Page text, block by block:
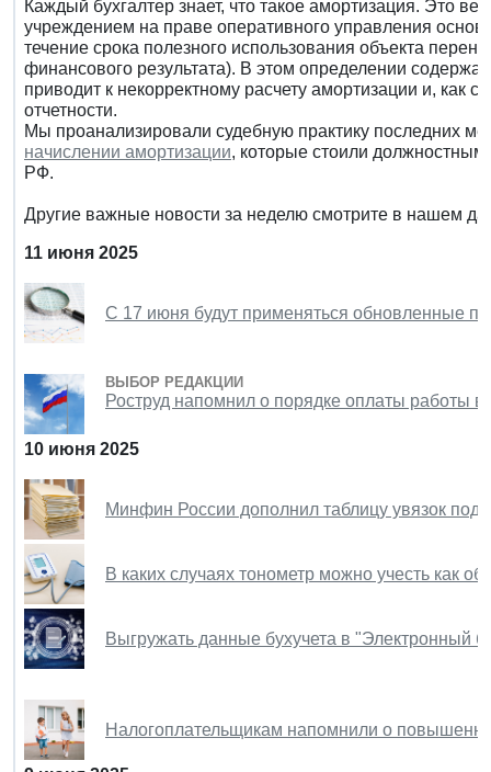
Каждый бухгалтер знает, что такое амортизация. Это
учреждением на праве оперативного управления
течение срока полезного использования объекта
финансового результата). В этом определении
приводит к некорректному расчету амортизации и, как
отчетности.
Мы проанализировали судебную практику последних
начислении амортизации, которые стоили
РФ.
Другие важные новости за неделю смотрите в нашем
11 июня 2025
С 17 июня будут применяться обновленные
ВЫБОР РЕДАКЦИИ
Роструд напомнил о порядке оплаты работы в
10 июня 2025
Минфин России дополнил таблицу увязок
В каких случаях тонометр можно учесть как
Выгружать данные бухучета в "Электронный
Налогоплательщикам напомнили о